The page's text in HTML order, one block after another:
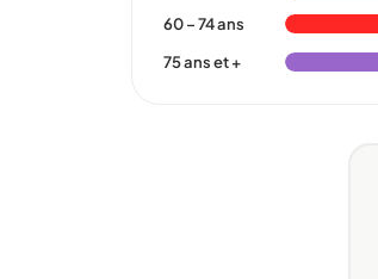
60 – 74 ans
75 ans et +